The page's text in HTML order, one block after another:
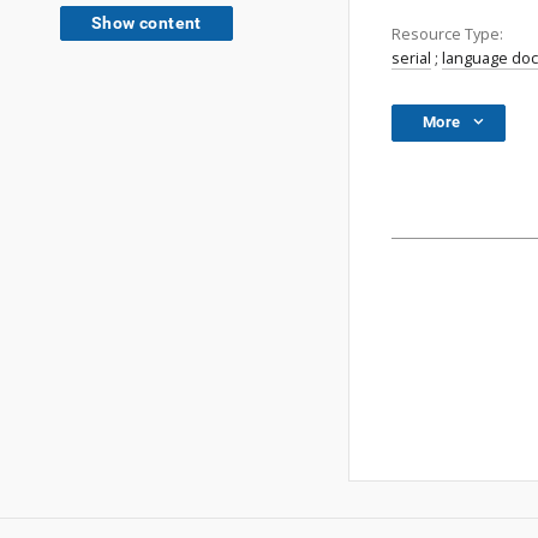
Show content
Resource Type:
serial ; language
More